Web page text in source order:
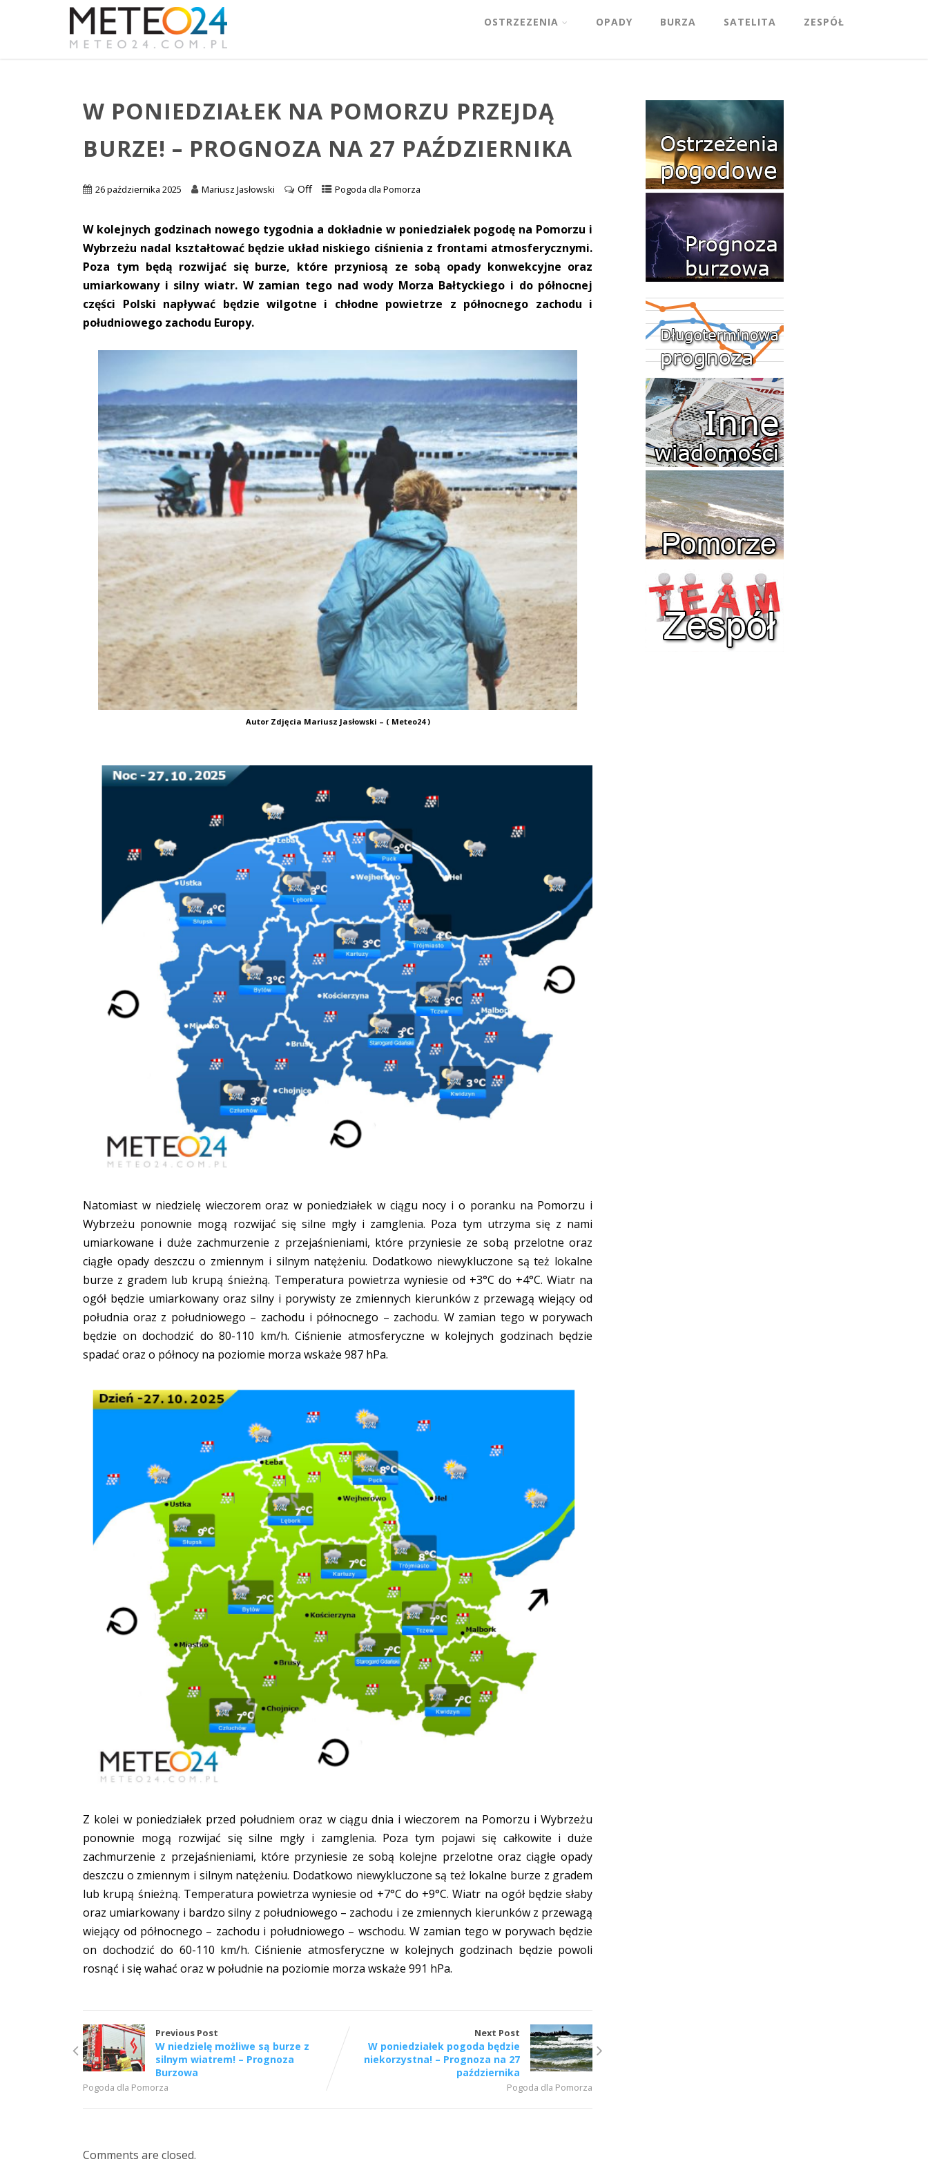
OSTRZEZENIA OPADY BURZA SATELITA ZESPÓŁ
W PONIEDZIAŁEK NA POMORZU PRZEJDĄ
BURZE! – PROGNOZA NA 27 PAŹDZIERNIKA
26 października 2025 Mariusz Jasłowski Off Pogoda dla Pomorza
W kolejnych godzinach nowego tygodnia a dokładnie w poniedziałek pogodę na Pomorzu i
Wybrzeżu nadal kształtować będzie układ niskiego ciśnienia z frontami atmosferycznymi.
Poza tym będą rozwijać się burze, które przyniosą ze sobą opady konwekcyjne oraz
umiarkowany i silny wiatr. W zamian tego nad wody Morza Bałtyckiego i do północnej
części Polski napływać będzie wilgotne i chłodne powietrze z północnego zachodu i
południowego zachodu Europy.
Autor Zdjęcia Mariusz Jasłowski – ( Meteo24 )
Natomiast w niedzielę wieczorem oraz w poniedziałek w ciągu nocy i o poranku na Pomorzu i
Wybrzeżu ponownie mogą rozwijać się silne mgły i zamglenia. Poza tym utrzyma się z nami
umiarkowane i duże zachmurzenie z przejaśnieniami, które przyniesie ze sobą przelotne oraz
ciągłe opady deszczu o zmiennym i silnym natężeniu. Dodatkowo niewykluczone są też lokalne
burze z gradem lub krupą śnieżną. Temperatura powietrza wyniesie od +3°C do +4°C. Wiatr na
ogół będzie umiarkowany oraz silny i porywisty ze zmiennych kierunków z przewagą wiejący od
południa oraz z południowego – zachodu i północnego – zachodu. W zamian tego w porywach
będzie on dochodzić do 80-110 km/h. Ciśnienie atmosferyczne w kolejnych godzinach będzie
spadać oraz o północy na poziomie morza wskaże 987 hPa.
Z kolei w poniedziałek przed południem oraz w ciągu dnia i wieczorem na Pomorzu i Wybrzeżu
ponownie mogą rozwijać się silne mgły i zamglenia. Poza tym pojawi się całkowite i duże
zachmurzenie z przejaśnieniami, które przyniesie ze sobą kolejne przelotne oraz ciągłe opady
deszczu o zmiennym i silnym natężeniu. Dodatkowo niewykluczone są też lokalne burze z gradem
lub krupą śnieżną. Temperatura powietrza wyniesie od +7°C do +9°C. Wiatr na ogół będzie słaby
oraz umiarkowany i bardzo silny z południowego – zachodu i ze zmiennych kierunków z przewagą
wiejący od północnego – zachodu i południowego – wschodu. W zamian tego w porywach będzie
on dochodzić do 60-110 km/h. Ciśnienie atmosferyczne w kolejnych godzinach będzie powoli
rosnąć i się wahać oraz w południe na poziomie morza wskaże 991 hPa.
Previous Post
W niedzielę możliwe są burze z
silnym wiatrem! – Prognoza
Burzowa
Pogoda dla Pomorza
Next Post
W poniedziałek pogoda będzie
niekorzystna! – Prognoza na 27
października
Pogoda dla Pomorza
Comments are closed.